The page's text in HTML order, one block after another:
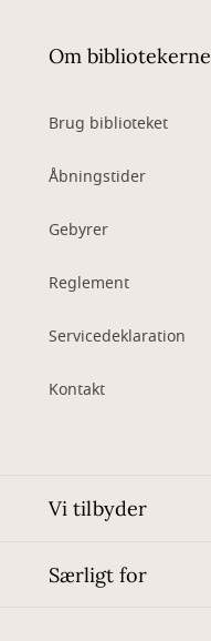
Om bibliotekerne
Brug biblioteket
Åbningstider
Gebyrer
Reglement
Servicedeklaration
Kontakt
Vi tilbyder
Særligt for